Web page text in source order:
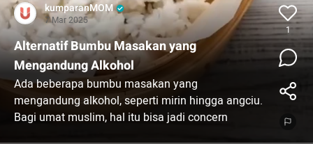
kumparanMOM
7 Mar 2025
Alternatif Bumbu Masakan yang
Mengandung Alkohol
Ada beberapa bumbu masakan yang
mengandung alkohol, seperti mirin hingga angciu.
Bagi umat muslim, hal itu bisa jadi concern
1